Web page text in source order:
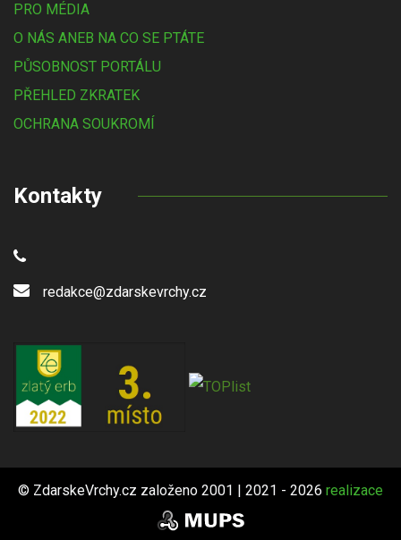
PRO MÉDIA
O NÁS ANEB NA CO SE PTÁTE
PŮSOBNOST PORTÁLU
PŘEHLED ZKRATEK
OCHRANA SOUKROMÍ
Kontakty
redakce@zdarskevrchy.cz
© ZdarskeVrchy.cz založeno 2001 | 2021 - 2026 realizace